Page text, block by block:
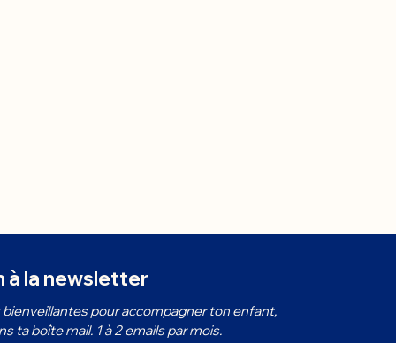
à la newsletter
pour accompagner ton enfant,
ta boîte mail. 1 à 2 emails par mois.